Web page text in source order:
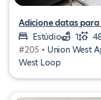
Adicione datas para
Estúdio
1
#205 • Union West
West Loop